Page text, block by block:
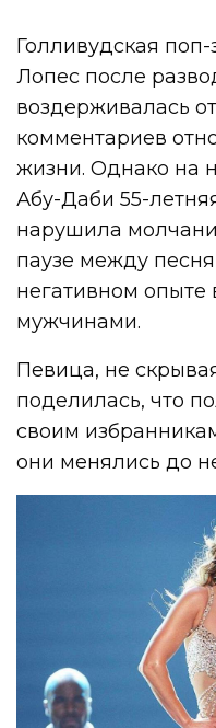
Голливудская
Лопес после
воздерживалась
комментариев
жизни. Однако на
Абу-Даби 55-
нарушила
паузе между
негативном опыте
мужчинами.
Певица, не
поделилась, что
своим
они менялись до